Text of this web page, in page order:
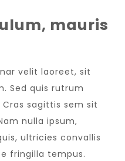
mauris
velit laoreet, sit
Sed quis rutrum
sagittis sem sit
nulla ipsum,
ultricies convallis
fringilla tempus.